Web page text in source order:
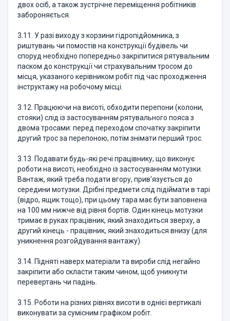
двох осіб, а також зустрічне переміщення робітників
забороняється.
3.11. У разі виходу з корзини гідропідйомника, з
риштувань чи помостів на конструкції будівель чи
споруд необхідно попередньо закріпитися рятувальним
паском до конструкції чи страхувальним тросом до
місця, указаного керівником робіт під час проходження
інструктажу на робочому місці.
3.12. Працюючи на висоті, обходити перепони (колони,
стояки) слід із застосуванням рятувального пояса з
двома тросами: перед переходом спочатку закріпити
другий трос за перепоною, потім знімати перший трос.
3.13. Подавати будь-які речі працівнику, що виконує
роботи на висоті, необхідно із застосуванням мотузки.
Вантаж, який треба подати вгору, прив'язується до
середини мотузки. Дрібні предмети слід підіймати в тарі
(відро, ящик тощо), при цьому тара має бути заповнена
на 100 мм нижче від рівня бортів. Один кінець мотузки
тримає в руках працівник, який знаходиться зверху, а
другий кінець - працівник, який знаходиться внизу (для
уникнення розгойдування вантажу).
3.14. Підняті наверх матеріали та вироби слід негайно
закріпити або скласти таким чином, щоб уникнути
перевертань чи падінь.
3.15. Роботи на різних рівнях висоти в однієї вертикалі
виконувати за сумісним графіком робіт.